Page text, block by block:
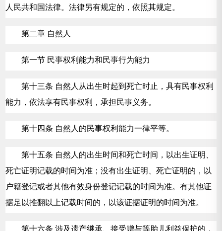
人民共和国法律。法律另有规定的，依照其规定。
第二章 自然人
第一节 民事权利能力和民事行为能力
第十三条 自然人从出生时起到死亡时止，具有民事权利
能力，依法享有民事权利，承担民事义务。
第十四条 自然人的民事权利能力一律平等。
第十五条 自然人的出生时间和死亡时间，以出生证明、
死亡证明记载的时间为准；没有出生证明、死亡证明的，以
户籍登记或者其他有效身份登记记载的时间为准。有其他证
据足以推翻以上记载时间的，以该证据证明的时间为准。
第十六条 涉及遗产继承、接受赠与等胎儿利益保护的，